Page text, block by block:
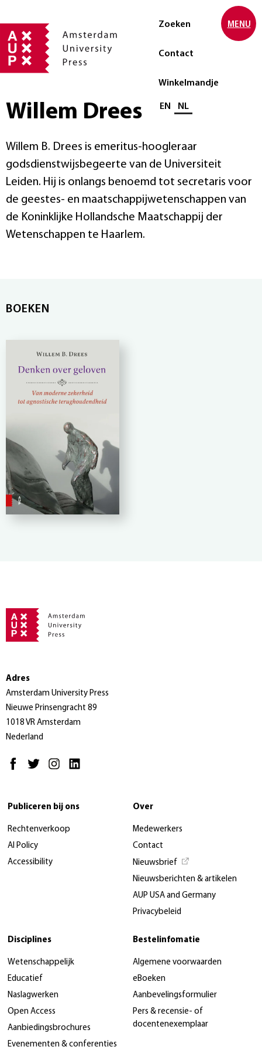
Zoeken
Contact
Winkelmandje
Selecteer taal
EN NL
MENU
Willem Drees
Willem B. Drees is emeritus-hoogleraar
godsdienstwijsbegeerte van de Universiteit
Leiden. Hij is onlangs benoemd tot secretaris voor
de geestes- en maatschappijwetenschappen van
de Koninklijke Hollandsche Maatschappij der
Wetenschappen te Haarlem.
BOEKEN
Adres
Amsterdam University Press
Nieuwe Prinsengracht 89
1018 VR Amsterdam
Nederland
Publiceren bij ons
Rechtenverkoop
AI Policy
Accessibility
Over
Medewerkers
Contact
Nieuwsbrief
Nieuwsberichten & artikelen
AUP USA and Germany
Privacybeleid
Disciplines
Wetenschappelijk
Educatief
Naslagwerken
Open Access
Aanbiedingsbrochures
Evenementen & conferenties
Bestelinfomatie
Algemene voorwaarden
eBoeken
Aanbevelingsformulier
Pers & recensie- of
docentenexemplaar